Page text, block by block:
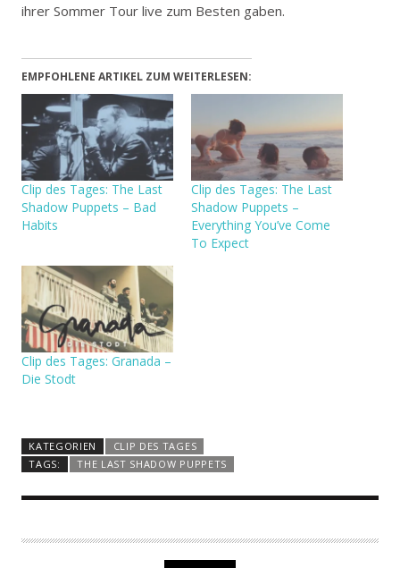
ihrer Sommer Tour live zum Besten gaben.
EMPFOHLENE ARTIKEL ZUM WEITERLESEN:
Clip des Tages: The Last
Shadow Puppets – Bad
Habits
Clip des Tages: The Last
Shadow Puppets –
Everything You’ve Come
To Expect
Clip des Tages: Granada –
Die Stodt
KATEGORIEN
CLIP DES TAGES
TAGS:
THE LAST SHADOW PUPPETS